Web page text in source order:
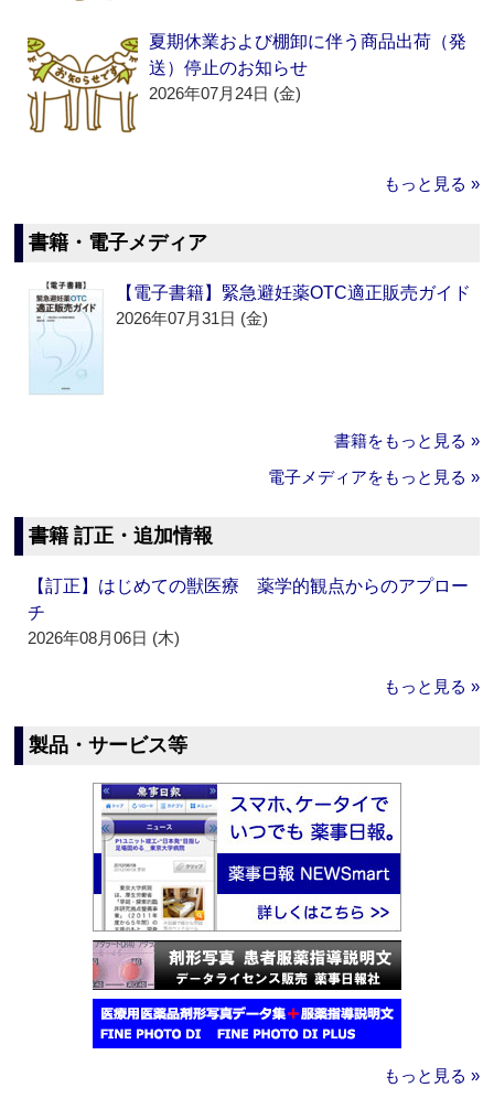
夏期休業および棚卸に伴う商品出荷（発
送）停止のお知らせ
2026年07月24日 (金)
もっと見る »
書籍・電子メディア
【電子書籍】緊急避妊薬OTC適正販売ガイド
2026年07月31日 (金)
書籍をもっと見る »
電子メディアをもっと見る »
書籍 訂正・追加情報
【訂正】はじめての獣医療 薬学的観点からのアプロー
チ
2026年08月06日 (木)
もっと見る »
製品・サービス等
もっと見る »